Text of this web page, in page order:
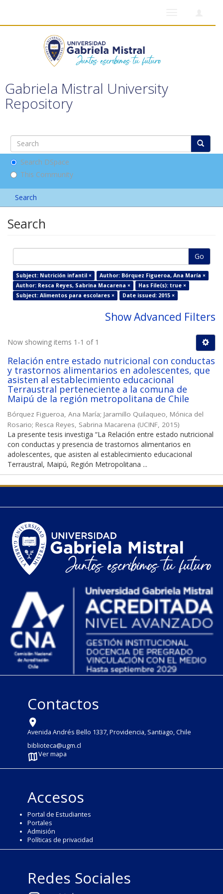
Gabriela Mistral University
Repository
Search DSpace
This Community
Search
Search
Go
Subject: Nutrición infantil ×
Author: Bórquez Figueroa, Ana María ×
Author: Resca Reyes, Sabrina Macarena ×
Has File(s): true ×
Subject: Alimentos para escolares ×
Date issued: 2015 ×
Show Advanced Filters
Now showing items 1-1 of 1
Relación entre estado nutricional con conductas
y trastornos alimentarios en adolescentes, que
asisten al establecimiento educacional
Terraustral perteneciente a la comuna de
Maipú de la región metropolitana de Chile
Bórquez Figueroa, Ana María; Jaramillo Quilaqueo, Mónica del
Rosario; Resca Reyes, Sabrina Macarena (UCINF, 2015)
La presente tesis investiga “La Relación entre estado nutricional
con conductas y presencia de trastornos alimentarios en
adolescentes, que asisten al establecimiento educacional
Terraustral, Maipú, Región Metropolitana ...
Contactos
Avenida Andrés Bello 1337, Providencia, Santiago, Chile
biblioteca@ugm.cl
Ver mapa
Accesos
Portal de Estudiantes
Portales
Admisión
Políticas de privacidad
Redes Sociales